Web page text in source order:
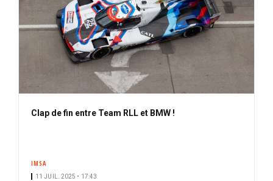
Clap de fin entre Team RLL et BMW !
IMSA
11 JUIL. 2025 • 17:43